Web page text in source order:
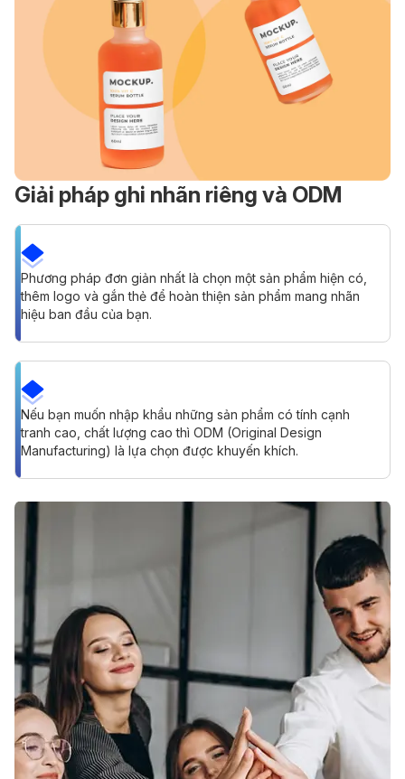
Giải pháp ghi nhãn riêng và ODM
Phương pháp đơn giản nhất là chọn một sản phẩm hiện có,
thêm logo và gắn thẻ để hoàn thiện sản phẩm mang nhãn
hiệu ban đầu của bạn.
Nếu bạn muốn nhập khẩu những sản phẩm có tính cạnh
tranh cao, chất lượng cao thì ODM (Original Design
Manufacturing) là lựa chọn được khuyến khích.